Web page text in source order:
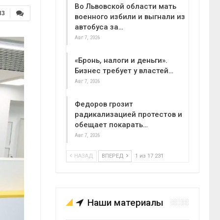
Во Львовской области мать
военного избили и выгнали из
автобуса за…
Авг 7, 2026
«Бронь, налоги и деньги».
Бизнес требует у властей…
Авг 7, 2026
Федоров грозит
радикализацией протестов и
обещает покарать…
Авг 7, 2026
НАЗАД ВПЕРЕД 1 из 17 231
Наши материалы